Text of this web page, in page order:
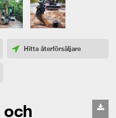
Hitta återförsäljare